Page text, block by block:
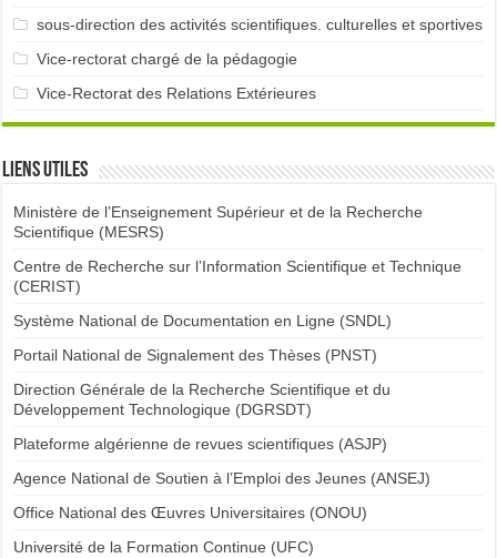
sous-direction des activités scientifiques. culturelles et sportives
Vice-rectorat chargé de la pédagogie
Vice-Rectorat des Relations Extérieures
Liens utiles
Ministère de l’Enseignement Supérieur et de la Recherche
Scientifique (MESRS)
Centre de Recherche sur l’Information Scientifique et Technique
(CERIST)
Système National de Documentation en Ligne (SNDL)
Portail National de Signalement des Thèses (PNST)
Direction Générale de la Recherche Scientifique et du
Développement Technologique (DGRSDT)
Plateforme algérienne de revues scientifiques (ASJP)
Agence National de Soutien à l’Emploi des Jeunes (ANSEJ)
Office National des Œuvres Universitaires (ONOU)
Université de la Formation Continue (UFC)